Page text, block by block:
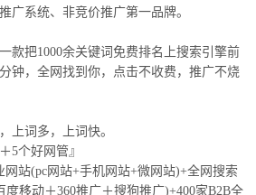
广系统、非竞价推广第一品牌。
款把1000余关键词免费排名上搜索引擎前
钟，全网找到你，点击不收费，推广不烧
上词多，上词快。
5个好网管』
网站(pc网站+手机网站+微网站)+全网搜索
度移动＋360推广＋搜狗推广)+400家B2B全